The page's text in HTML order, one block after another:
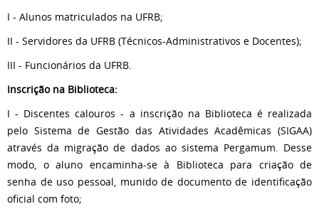
I - Alunos matriculados na UFRB;
II - Servidores da UFRB (Técnicos-Administrativos e Docentes);
III - Funcionários da UFRB.
Inscrição na Biblioteca:
I - Discentes calouros - a inscrição na Biblioteca é realizada
pelo Sistema de Gestão das Atividades Acadêmicas (SIGAA)
através da migração de dados ao sistema Pergamum. Desse
modo, o aluno encaminha-se à Biblioteca para criação de
senha de uso pessoal, munido de documento de identificação
oficial com foto;